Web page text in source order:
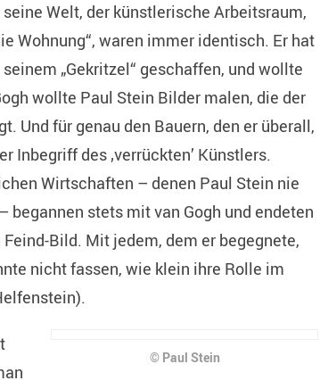
Welt, der künstlerische Arbeitsraum,
Wohnung“, waren immer identisch. Er hat
„Gekritzel“ geschaffen, und wollte
wollte Paul Stein Bilder malen, die der
Und für genau den Bauern, den er überall,
Inbegriff des ‚verrückten’ Künstlers.
Wirtschaften – denen Paul Stein nie
begannen stets mit van Gogh und endeten
Bild. Mit jedem, dem er begegnete,
nicht fassen, wie klein ihre Rolle im
© Paul Stein